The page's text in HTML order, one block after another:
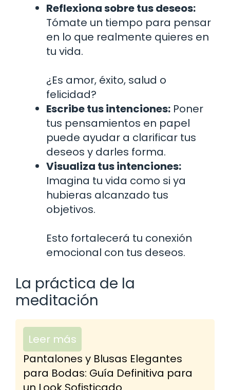
Reflexiona sobre tus deseos:
Tómate un tiempo para pensar
en lo que realmente quieres en
tu vida.
¿Es amor, éxito, salud o
felicidad?
Escribe tus intenciones: Poner
tus pensamientos en papel
puede ayudar a clarificar tus
deseos y darles forma.
Visualiza tus intenciones:
Imagina tu vida como si ya
hubieras alcanzado tus
objetivos.
Esto fortalecerá tu conexión
emocional con tus deseos.
La práctica de la
meditación
Leer más
Pantalones y Blusas Elegantes
para Bodas: Guía Definitiva para